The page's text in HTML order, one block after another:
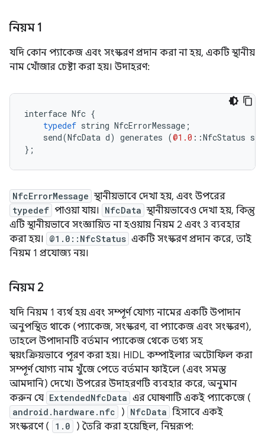
নিয়ম 1
যদি কোন প্যাকেজ এবং সংস্করণ প্রদান করা না হয়, একটি স্থানীয়
নাম খোঁজার চেষ্টা করা হয়। উদাহরণ:
interface Nfc {
typedef string NfcErrorMessage ;
send(NfcData d) generates (@1.0 ::NfcStatus s
};
NfcErrorMessage স্থানীয়ভাবে দেখা হয়, এবং উপরের
typedef পাওয়া যায়। NfcData স্থানীয়ভাবেও দেখা হয়, কিন্তু
এটি স্থানীয়ভাবে সংজ্ঞায়িত না হওয়ায় নিয়ম 2 এবং 3 ব্যবহার
করা হয়।
@1.0::NfcStatus একটি সংস্করণ প্রদান করে, তাই
নিয়ম 1 প্রযোজ্য নয়।
নিয়ম 2
যদি নিয়ম 1 ব্যর্থ হয় এবং সম্পূর্ণ যোগ্য নামের একটি উপাদান
অনুপস্থিত থাকে (প্যাকেজ, সংস্করণ, বা প্যাকেজ এবং সংস্করণ),
তাহলে উপাদানটি বর্তমান প্যাকেজ থেকে তথ্য সহ
স্বয়ংক্রিয়ভাবে পূরণ করা হয়। HIDL কম্পাইলার অটোফিল করা
সম্পূর্ণ যোগ্য নাম খুঁজে পেতে বর্তমান ফাইলে (এবং সমস্ত
আমদানি) দেখে। উপরের উদাহরণটি ব্যবহার করে, অনুমান
করুন যে ExtendedNfcData এর ঘোষণাটি একই প্যাকেজে (
android.hardware.nfc ) NfcData হিসাবে একই
সংস্করণে (
1.0 ) তৈরি করা হয়েছিল, নিম্নরূপ: